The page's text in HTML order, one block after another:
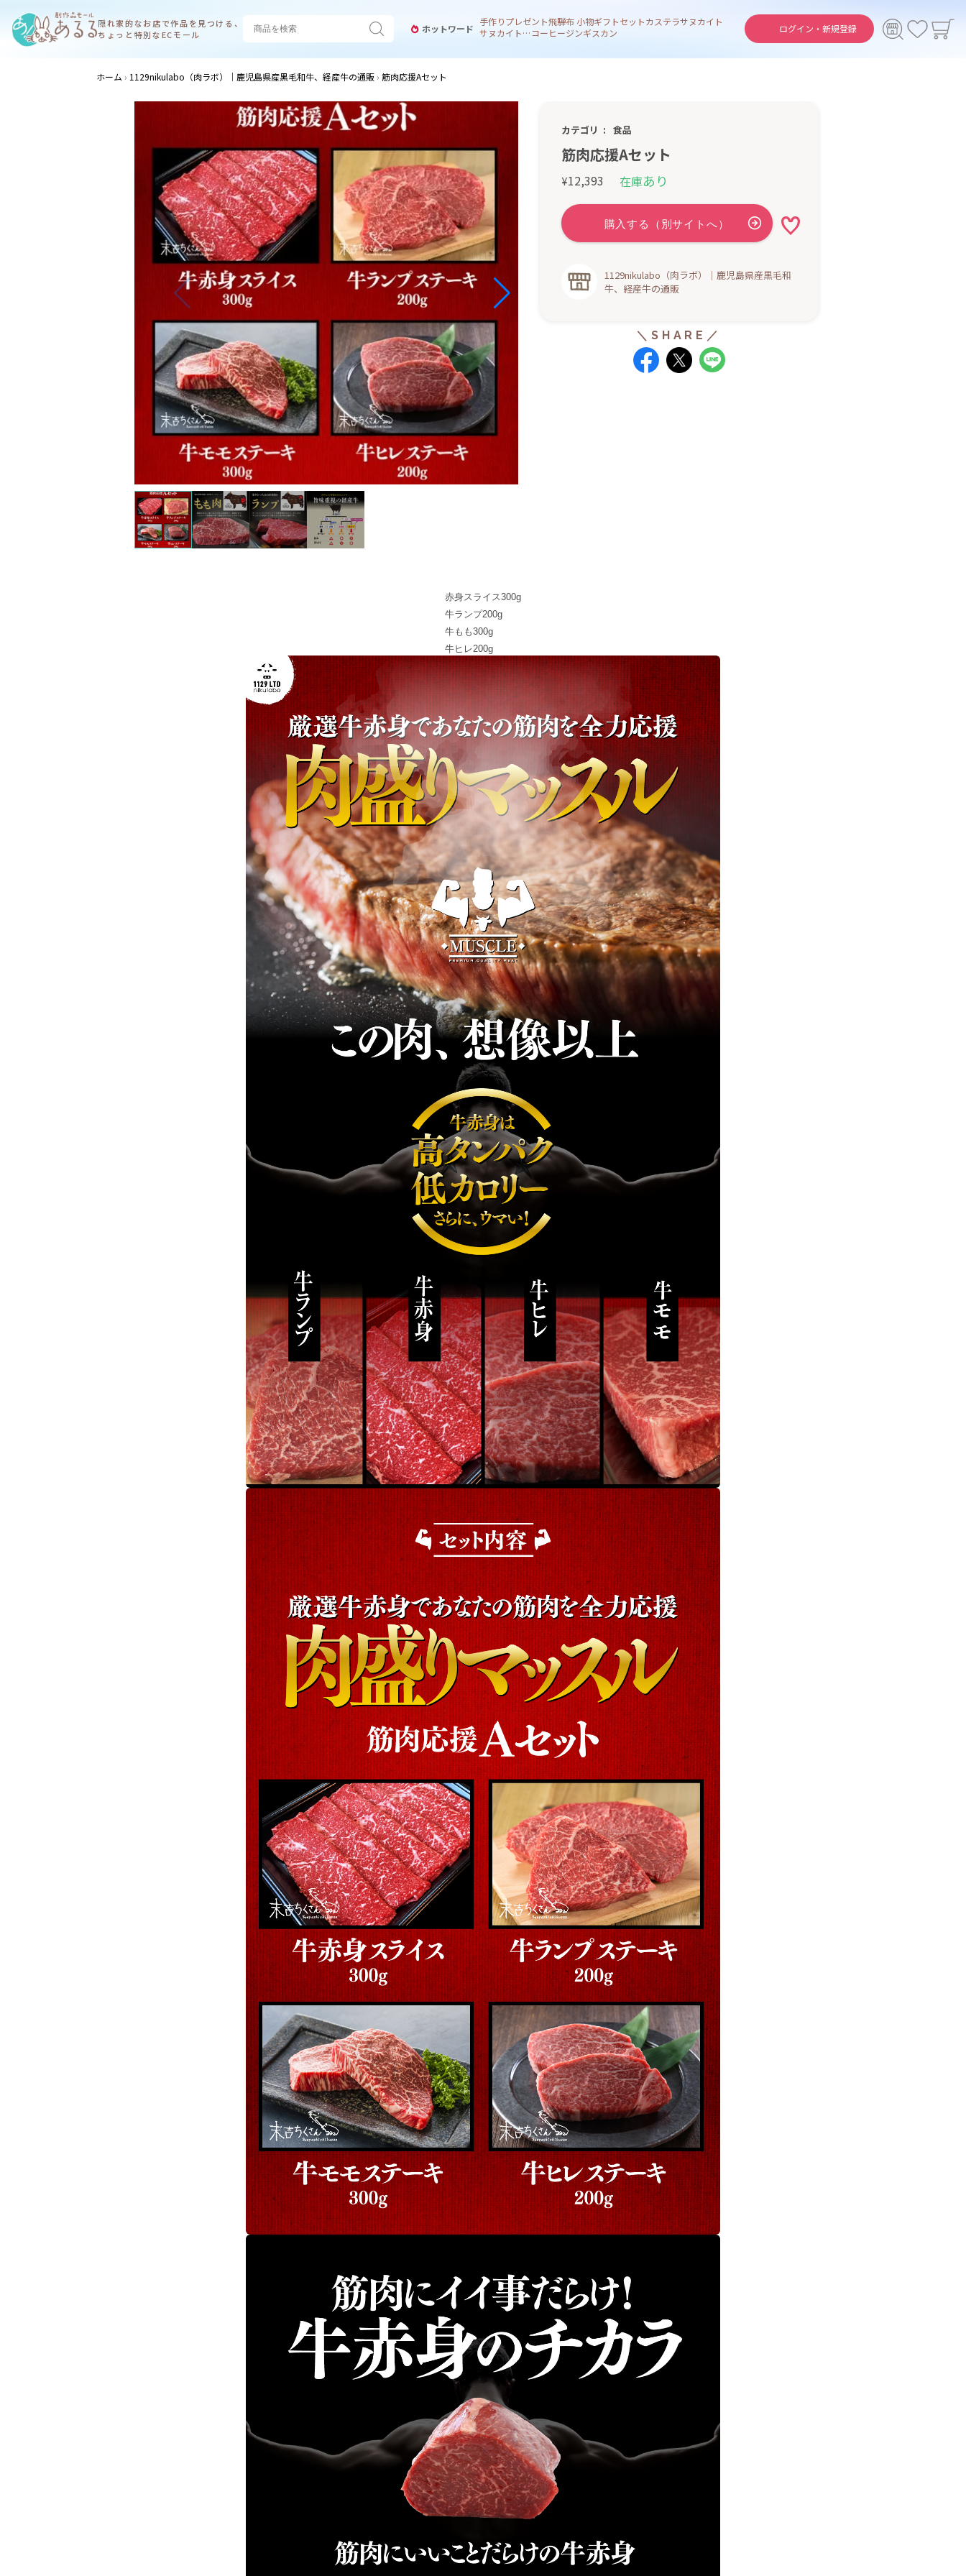
隠れ家的なお店で作品を見つける、
ちょっと特別なECモール
ログイン・ 新規登録
ホットワード
手作りプレゼント飛騨布 小物ギフトセットカステラサヌカイト
サヌカイト 風鈴コーヒージンギスカン
ホーム 1129nikulabo（肉ラボ）│鹿児島県産黒毛和牛、経産牛の通販 筋肉応援Aセット
カテゴリ 食品
筋肉応援Aセット
¥12,393 在庫あり
1129nikulabo（肉ラボ）│鹿児島県産黒毛和
牛、経産牛の通販
赤身スライス300g
牛ランプ200g
牛もも300g
牛ヒレ200g